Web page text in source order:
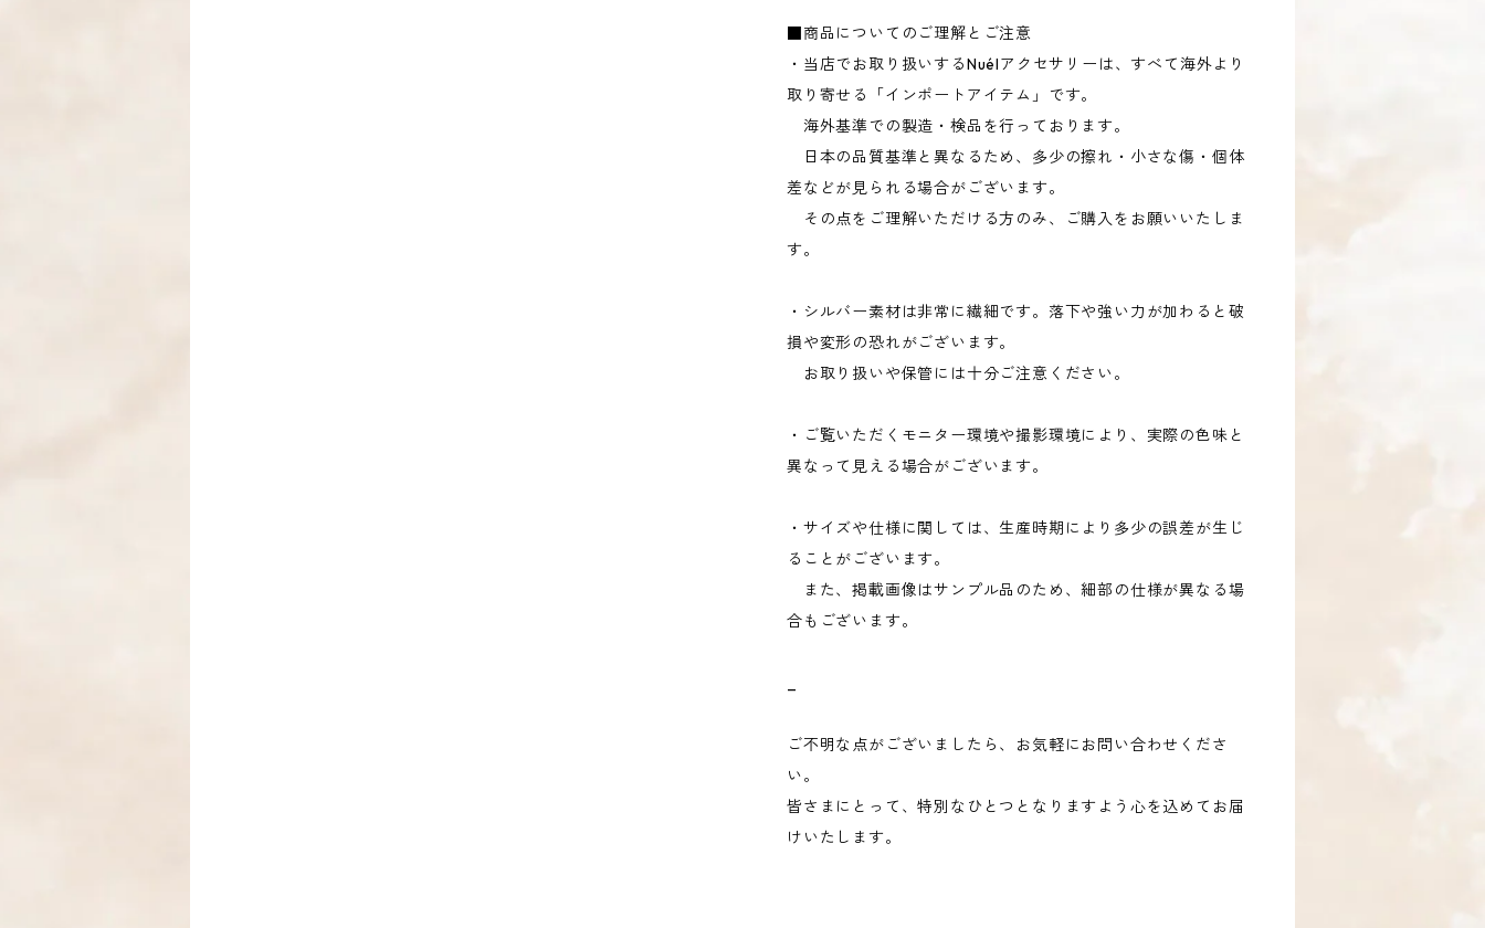
■商品についてのご理解とご注意
・当店でお取り扱いするNuélアクセサリーは、すべて海外より
取り寄せる「インポートアイテム」です。
海外基準での製造・検品を行っております。
日本の品質基準と異なるため、多少の擦れ・小さな傷・個体
差などが見られる場合がございます。
その点をご理解いただける方のみ、ご購入をお願いいたしま
す。
・シルバー素材は非常に繊細です。落下や強い力が加わると破
損や変形の恐れがございます。
お取り扱いや保管には十分ご注意ください。
・ご覧いただくモニター環境や撮影環境により、実際の色味と
異なって見える場合がございます。
・サイズや仕様に関しては、生産時期により多少の誤差が生じ
ることがございます。
また、掲載画像はサンプル品のため、細部の仕様が異なる場
合もございます。
ご不明な点がございましたら、お気軽にお問い合わせくださ
い。
皆さまにとって、特別なひとつとなりますよう心を込めてお届
けいたします。